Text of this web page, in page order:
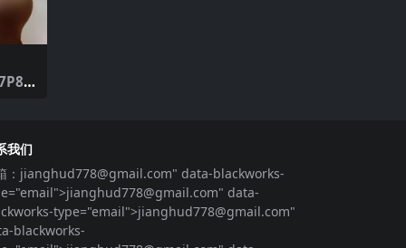
我们
： jianghud778@gmail.com" data-blackworks-
jianghud778@gmail.com" data-
type="email">jianghud778@gmail.com"
blackworks-